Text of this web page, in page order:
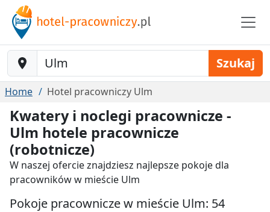
Baustelle-Location Szukaj
Home Hotel pracowniczy Ulm
Kwatery i noclegi pracownicze -
Ulm hotele pracownicze
(robotnicze)
W naszej ofercie znajdziesz najlepsze pokoje dla
pracowników w mieście Ulm
Pokoje pracownicze w mieście Ulm: 54